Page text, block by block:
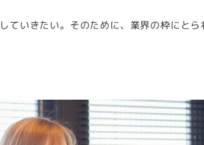
ていきたい。そのために、業界の枠にと